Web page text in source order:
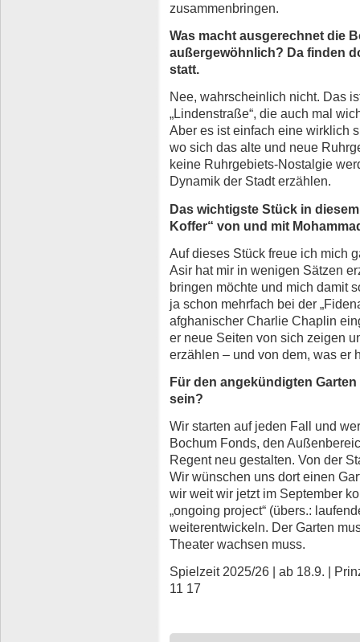
zusammenbringen.
Was macht ausgerechnet die
außergewöhnlich? Da finden
statt.
Nee, wahrscheinlich nicht. Das
„Lindenstraße“, die auch mal
Aber es ist einfach eine wirklich
wo sich das alte und neue
keine Ruhrgebiets-Nostalgie
Dynamik der Stadt erzählen.
Das wichtigste Stück in
Koffer“ von und mit
Auf dieses Stück freue ich mich
Asir hat mir in wenigen Sätzen
bringen möchte und mich damit
ja schon mehrfach bei der
afghanischer Charlie Chaplin
er neue Seiten von sich zeigen
erzählen – und von dem, was er
Für den angekündigten
sein?
Wir starten auf jeden Fall und
Bochum Fonds, den
Regent neu gestalten. Von der
Wir wünschen uns dort einen
wir weit wir jetzt im September
„ongoing project“ (übers.:
weiterentwickeln. Der Garten
Theater wachsen muss.
Spielzeit 2025/26 | ab 18.9. |
11 17